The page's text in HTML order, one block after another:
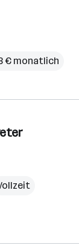
€ monatlich